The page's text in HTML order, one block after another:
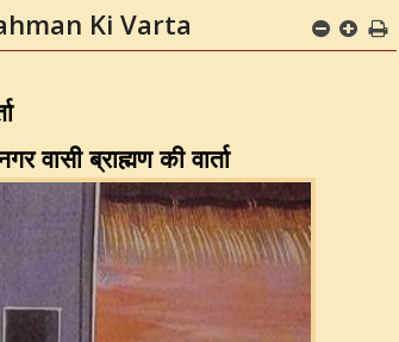
Ki Varta
वासी ब्राह्मण की वार्ता